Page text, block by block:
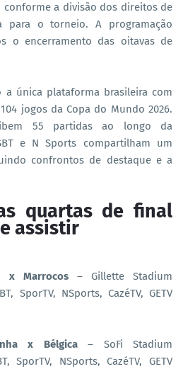
conforme a divisão dos direitos de
para o torneio. A programação
o encerramento das oitavas de
a única plataforma brasileira com
jogos da Copa do Mundo 2026.
55 partidas ao longo da
e N Sports compartilham um
confrontos de destaque e a
quartas de final
assistir
x Marrocos– Gillette Stadium
SporTV, NSports, CazéTV, GETV
x Bélgica– SoFi Stadium
SporTV, NSports, CazéTV, GETV